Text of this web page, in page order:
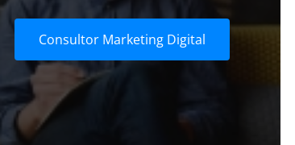
Consultor Marketing Digital